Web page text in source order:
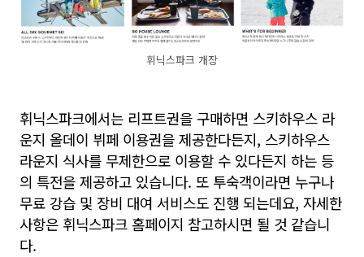
휘닉스파크 개장
휘닉스파크에서는 리프트권을 구매하면 스키하우스 라
운지 올데이 뷔페 이용권을 제공한다든지, 스키하우스
라운지 식사를 무제한으로 이용할 수 있다든지 하는 등
의 특전을 제공하고 있습니다. 또 투숙객이라면 누구나
무료 강습 및 장비 대여 서비스도 진행 되는데요, 자세한
사항은 휘닉스파크 홈페이지 참고하시면 될 것 같습니
다.